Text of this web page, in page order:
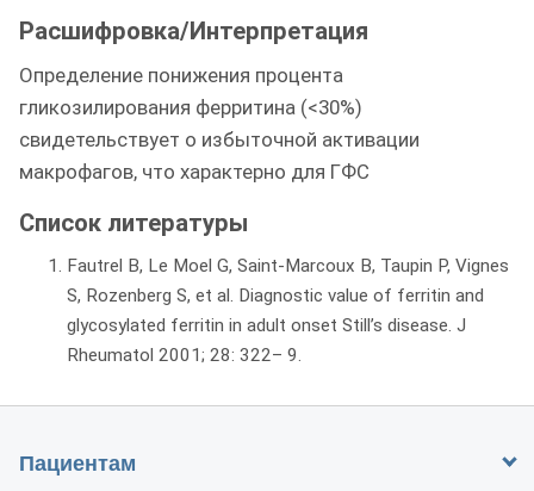
Расшифровка/Интерпретация
Определение понижения процента
гликозилирования ферритина (<30%)
свидетельствует о избыточной активации
макрофагов, что характерно для ГФС
Список литературы
Fautrel B, Le Moel G, Saint‐Marcoux B, Taupin P, Vignes
S, Rozenberg S, et al. Diagnostic value of ferritin and
glycosylated ferritin in adult onset Still’s disease. J
Rheumatol 2001; 28: 322– 9.
Пациентам